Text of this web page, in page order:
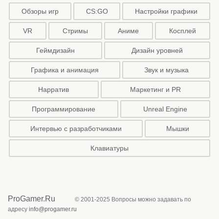
Обзоры игр CS:GO Настройки графики
VR Стримы Аниме Косплей
Геймдизайн Дизайн уровней
Графика и анимация Звук и музыка
Нарратив Маркетинг и PR
Программирование Unreal Engine
Интервью с разработчиками Мышки
Клавиатуры
ProGamer.Ru
© 2001-2025 Вопросы можно задавать по
адресу info@progamer.ru